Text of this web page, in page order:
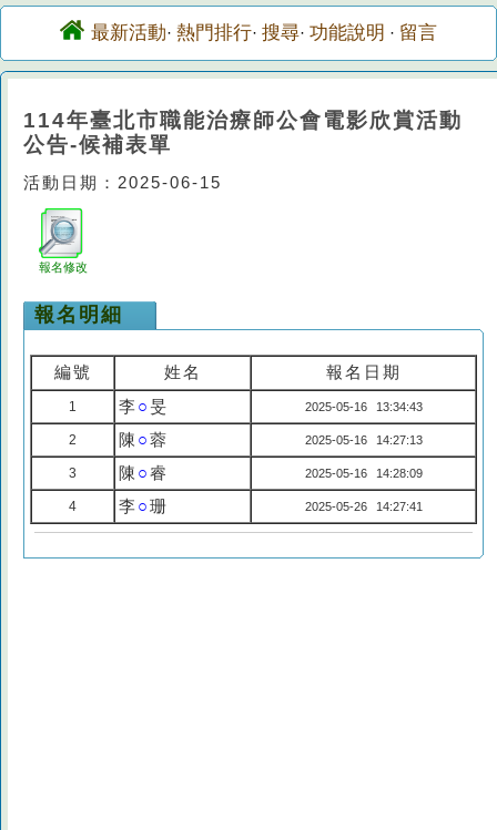
最新活動· 熱門排行· 搜尋· 功能說明 · 留言
114年臺北市職能治療師公會電影欣賞活動
公告-候補表單
活動日期：2025-06-15
報名修改
報名明細
編號 姓名 報名日期
1 李○旻 2025-05-16 13:34:43
2 陳 ○蓉 2025-05-16 14:27:13
3 陳 ○睿 2025-05-16 14:28:09
4 李○珊 2025-05-26 14:27:41